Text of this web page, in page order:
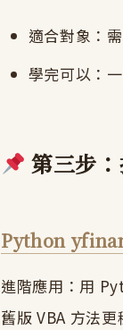
適合對象：
學完可以：
第三步
Python
進階應用：用
舊版 VBA 方法